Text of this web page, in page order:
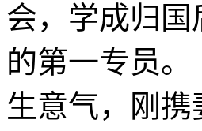
会，学成归
的第一专员
生意气，刚